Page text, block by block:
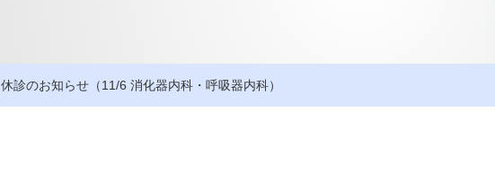
休診のお知らせ（11/6 消化器内科・呼吸器内科）